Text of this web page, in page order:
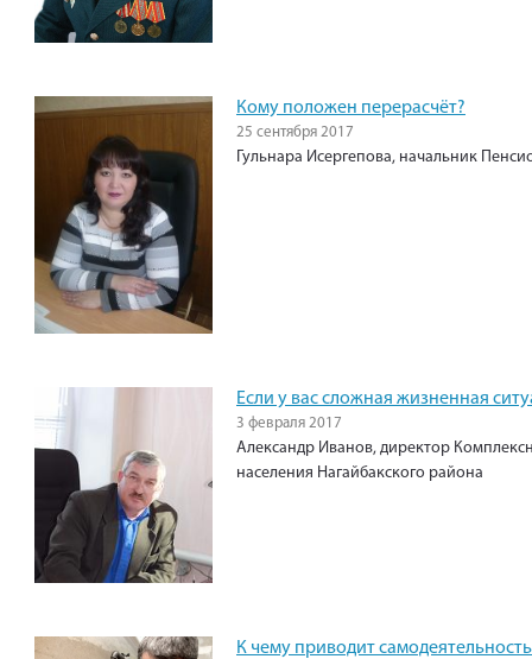
Кому положен перерасчёт?
25 сентября 2017
Гульнара Исергепова, начальник
Если у вас сложная жизненная
3 февраля 2017
Александр Иванов, директор
населения Нагайбакского района
К чему приводит